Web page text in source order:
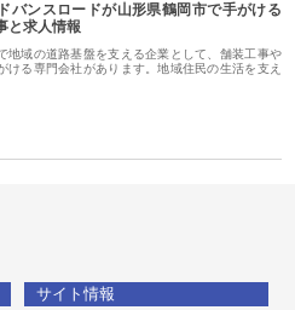
バンスロードが山形県鶴岡市で手がける
と求人情報
地域の道路基盤を支える企業として、舗装工事や
ける専門会社があります。地域住民の生活を支え
サイト情報